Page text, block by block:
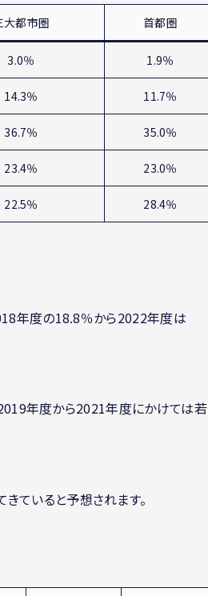
大都市圏 首都圏
3.0％ 1.9％
14.3％ 11.7％
36.7％ 35.0％
23.4％ 23.0％
22.5％ 28.4％
年度の18.8％から2022年度は
年度から2021年度にかけては若
ていると予想されます。